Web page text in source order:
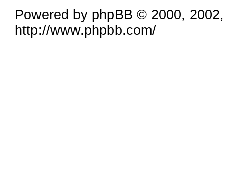
Powered by phpBB © 2000,
http://www.phpbb.com/